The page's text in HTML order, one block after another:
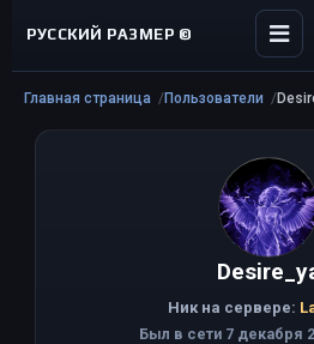
РУССКИЙ РАЗМЕР ©
Главная страница Пользователи
Ник на сервере:
Был в сети 7 декабря